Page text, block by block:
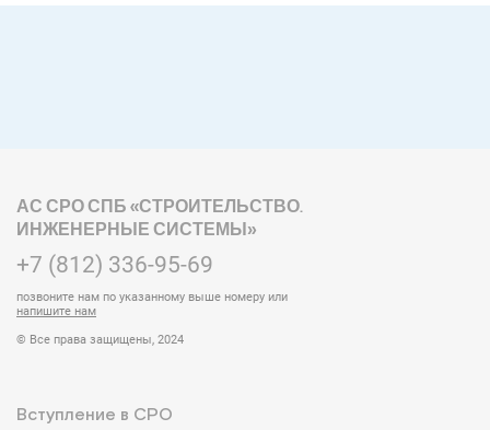
АС СРО СПБ «СТРОИТЕЛЬСТВО.
ИНЖЕНЕРНЫЕ СИСТЕМЫ»
+7 (812) 336-95-69
позвоните нам по указанному выше номеру или
напишите нам
© Все права защищены, 2024
Вступление в СРО